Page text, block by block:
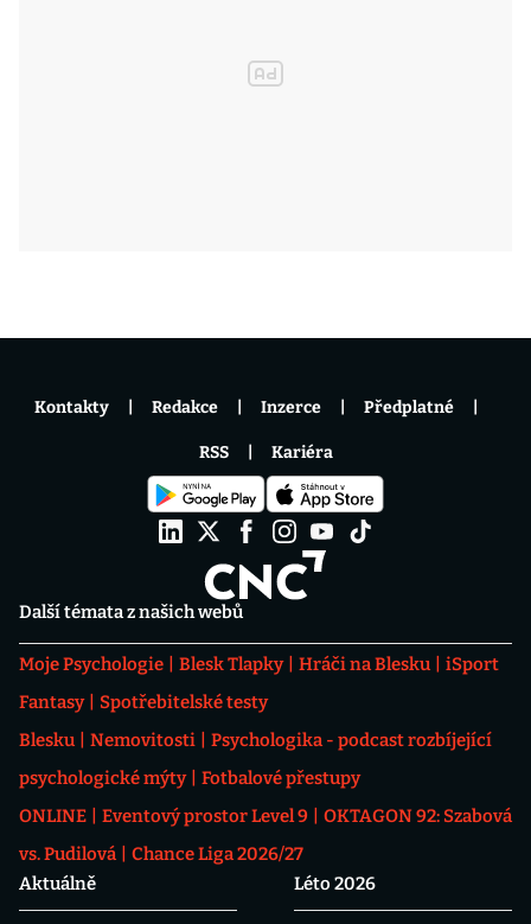
Další témata z našich webů
Moje Psychologie Blesk Tlapky Hráči na Blesku
iSport
Fantasy
Spotřebitelské testy
Blesku
Nemovitosti
Psychologika - podcast rozbíjející
psychologické mýty
Fotbalové přestupy
ONLINE
Eventový prostor Level 9
OKTAGON 92: Szabová
vs. Pudilová
Chance Liga 2026/27
Aktuálně
Léto 2026
Kontakty Redakce Inzerce Předplatné
RSS Kariéra